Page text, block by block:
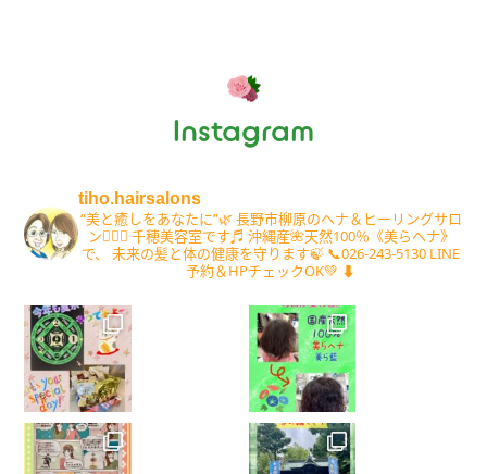
Instagram
tiho.hairsalons
“美と癒しをあなたに”🌿長野市柳原のヘナ＆ヒーリングサロ
ン💆‍♀️✨ 千穂美容室です♬ 沖縄産🌺天然100％《美らヘナ》
で、
未来の髪と体の健康を守ります🍃 📞026-243-5130 LINE
予約＆HPチェックOK💚 ⬇️